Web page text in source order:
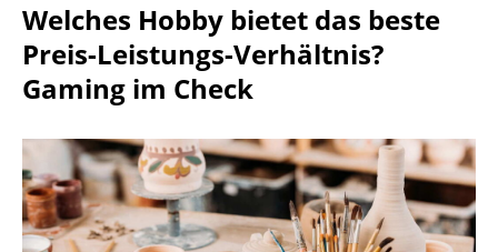
Welches Hobby bietet das beste
Preis-Leistungs-Verhältnis?
Gaming im Check